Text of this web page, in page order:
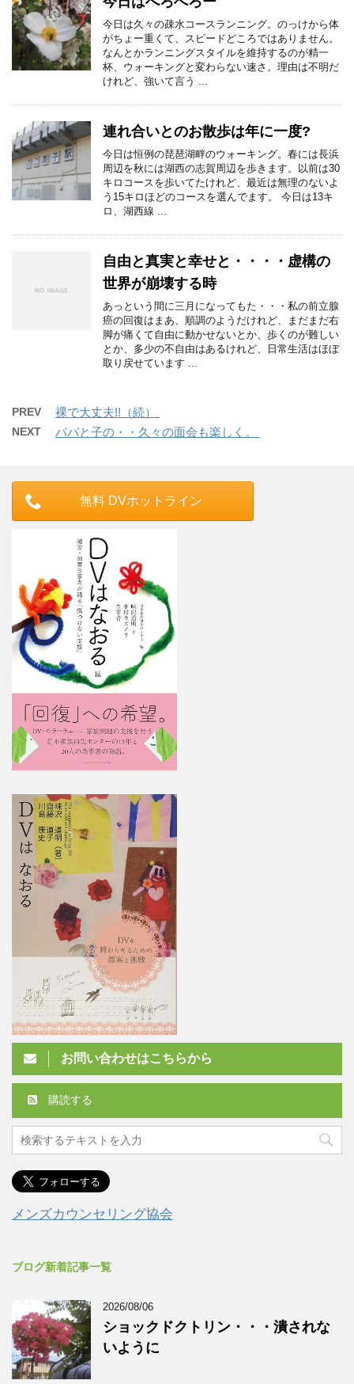
今日は久々の疎水コースランニング。のっけから体
がちょー重くて、スピードどころではありません。
なんとかランニングスタイルを維持するのが精一
杯、ウォーキングと変わらない速さ。理由は不明だ
けれど、強いて言う ...
連れ合いとのお散歩は年に一度?
今日は恒例の琵琶湖畔のウォーキング。春には長浜
周辺を秋には湖西の志賀周辺を歩きます。以前は30
キロコースを歩いてたけれど、最近は無理のないよ
う15キロほどのコースを選んでます。 今日は13キ
ロ、湖西線 ...
自由と真実と幸せと・・・・虚構の
世界が崩壊する時
あっという間に三月になってもた・・・私の前立腺
癌の回復はまあ、順調のようだけれど、まだまだ右
脚が痛くて自由に動かせないとか、歩くのが難しい
とか、多少の不自由はあるけれど、日常生活はほぼ
取り戻せています ...
PREV 裸で大丈夫!!（続）
NEXT パパと子の・・久々の面会も楽しく。
無料 DVホットライン
お問い合わせはこちらから
購読する
メンズカウンセリング協会
ブログ新着記事一覧
2026/08/06
ショックドクトリン・・・潰されな
いように